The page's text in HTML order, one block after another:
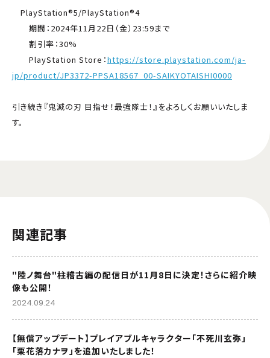
PlayStation®5/PlayStation®4
期間：2024年11月22日（金）23:59まで
割引率：30%
PlayStation Store：https://store.playstation.com/ja-
jp/product/JP3372-PPSA18567_00-SAIKYOTAISHI0000
引き続き『鬼滅の刃 目指せ！最強隊士！』をよろしくお願いいたしま
す。
関連記事
"陸ノ舞台"柱稽古編の配信日が11月8日に決定！さらに紹介映
像も公開！
2024.09.24
【無償アップデート】プレイアブルキャラクター「不死川玄弥」
「栗花落カナヲ」を追加いたしました！